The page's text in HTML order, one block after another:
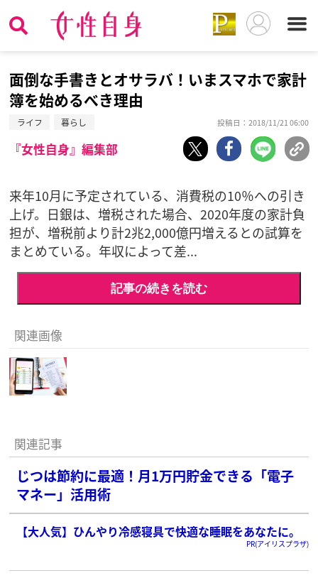
面倒な手書きとオサラバ！いまスマホで家計
簿を始めるべき理由
ライフ 暮らし 投稿日：2018/11/21 06:00
『女性自身』編集部
来年10月に予定されている、消費税の10％への引き
上げ。日銀は、増税された場合、2020年度の家計負
担が、増税前より計2兆2,000億円増えるとの試算を
まとめている。年収によって差...
記事の続きを読む
関連画像
関連記事
じつは節約に最適！月1万円貯金できる「電子
マネー」活用術
【大人気】ひんやり冷感寝具で快適な睡眠をあなたに。
PR(アイリスプラザ)